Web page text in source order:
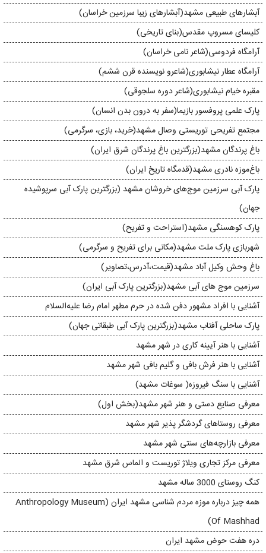
آبشارهای طبیعی مشهد(آبشارهای زیبا سرزمین خراسان)
کلیسا‌ی مسروپ مقدس(بنای تاریخی)
آرامگاه فردوسی(شاعر نامی خراسان)
آرامگاه عطار نیشابوری(شاعرو نویسنده قرن ششم)
مقبره‌ خیام نیشابوری(شاعر دوره سلجوقی)
پارک علمی پروفسور بازیما(سفر به درون بدن انسان)
مجتمع تفریحی توریستی وصال مشهد(خرید، بازی، سرگرمی)
باغ پرندگان مشهد(بزرگترین باغ پرندگان شرق ایران)
باغ‌موزه‌ نادری مشهد(قدمگاه تاریخ ایران)
پارک آبی سرزمین موج‌های خروشان مشهد (بزرگترین پارک آبی سرپوشیده
جهان)
پارک کوهسنگی مشهد(استراحت و تفریح)
شهربازی پارک ملت مشهد(مکانی برای تفریح و سرگرمی)
باغ وحش وکیل‌ آباد مشهد(قیمت،آدرس،تصاویر)
سرزمین موج های آبی مشهد(بزرگترین پارک آبی ایران)
آشنایی با افراد مشهور دفن شده در حرم مطهر امام رضا علیه‌السلام
پارک ساحلی آفتاب مشهد(بزرگترین پارک آبی طبقاتی جهان)
آشنایی با هنر آیینه‌ کاری در شهر مشهد
آشنایی با هنر فرش بافی و گلیم بافی شهر مشهد
آشنایی با سنگ فیروزه( سوغات مشهد)
معرفی صنایع دستی و هنر شهر مشهد(بخش اول)
معرفی روستاهای گردشگر پذیر شهر مشهد
معرفی بازارچه‌های سنتی شهر مشهد
معرفی مرکز تجاری ویلاژ توریست و الماس شرق مشهد
کنگ روستای 3000 ساله مشهد
همه چیز درباره موزه مردم شناسی مشهد ایران (Anthropology Museum
Of Mashhad)
دره هفت حوض مشهد ایران